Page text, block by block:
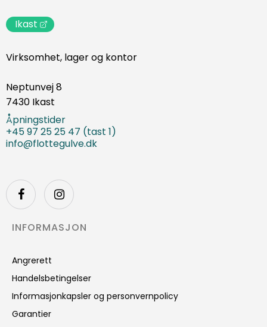
Ikast
Virksomhet, lager og kontor
Neptunvej 8
7430 Ikast
Åpningstider
+45 97 25 25 47 (tast 1)
info@flottegulve.dk
INFORMASJON
Angrerett
Handelsbetingelser
Informasjonkapsler og personvernpolicy
Garantier